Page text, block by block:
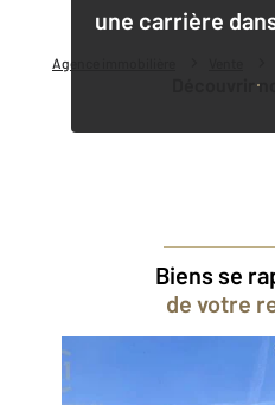
Agence immobilière
une carrière
Découvrir
Biens se
de votre